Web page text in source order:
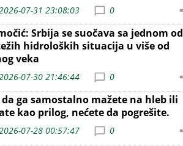
07-31 23:08:03 0
Srbija se suočava sa jednom od
hidroloških situacija u više od
veka
07-30 21:46:44 0
ga samostalno mažete na hleb ili
kao prilog, nećete da pogrešite.
07-28 00:57:47 0